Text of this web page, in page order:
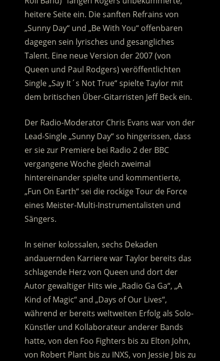
heitere Seite ein. Die sanften Refrains von
„Sunny Day“ und „Be With You“ offenbaren
dagegen sein lyrisches und gesangliches
Talent. Eine neue Version der 2007 (von
Queen und Paul Rodgers) veröffentlichten
Single „Say It´s Not True“ spielte Taylor mit
dem britischen Über-Gitarristen Jeff Beck ein.
Der Radio-Moderator Chris Evans war von der
Lead-Single „Sunny Day“ so hingerissen, dass
er sie zur Premiere bei Radio 2 der BBC
vergangene Woche gleich zweimal
hintereinander spielte und kommentierte,
„Fun On Earth“ sei die rockige Tour de Force
eines Meister-Multi-Instrumentalisten und
Sängers.
In seiner kolossalen, sechs Dekaden
andauernden Karriere war Taylor bereits das
schlagende Herz von Queen und dort der
Autor gewaltiger Hits wie „Radio Ga Ga“, „A
Kind of Magic“ and „Days of Our Lives“,
während er bereits weltweiten Erfolg als Solo-
Künstler und Kollaborateur anderer Bands
hatte, von den Foo Fighters bis zu Elton John,
von Robert Plant bis zu INXS, von Jessie J bis zu